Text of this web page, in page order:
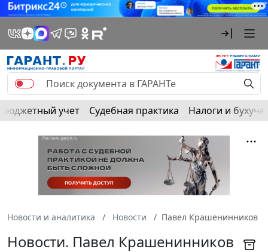
Бюджетный учет Судебная практика Налоги и
Новости и аналитика Новости Павел Крашенинников
Новости. Павел Крашенинников